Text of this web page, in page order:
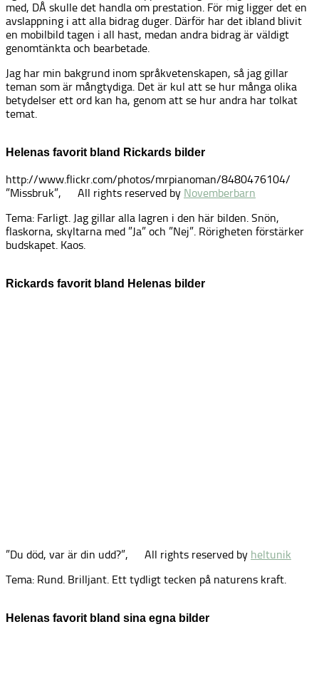
med, DÅ skulle det handla om prestation. För mig ligger det en
avslappning i att alla bidrag duger. Därför har det ibland blivit
en mobilbild tagen i all hast, medan andra bidrag är väldigt
genomtänkta och bearbetade.
Jag har min bakgrund inom språkvetenskapen, så jag gillar
teman som är mångtydiga. Det är kul att se hur många olika
betydelser ett ord kan ha, genom att se hur andra har tolkat
temat.
Helenas favorit bland Rickards bilder
http://www.flickr.com/photos/mrpianoman/8480476104/
”Missbruk”,
All rights reserved by Novemberbarn
Tema: Farligt. Jag gillar alla lagren i den här bilden. Snön,
flaskorna, skyltarna med ”Ja” och ”Nej”. Rörigheten förstärker
budskapet. Kaos.
Rickards favorit bland Helenas bilder
”Du död, var är din udd?”, All rights reserved by heltunik
Tema: Rund. Brilljant. Ett tydligt tecken på naturens kraft.
Helenas favorit bland sina egna bilder